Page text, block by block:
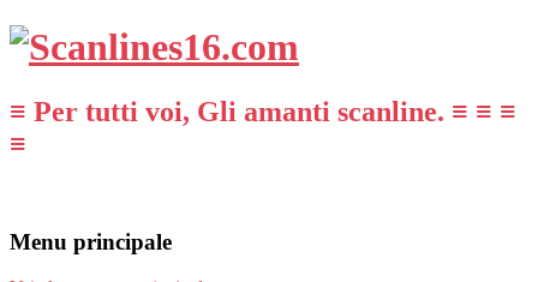
≡ Per tutti voi, Gli amanti scanline. ≡ ≡ ≡
≡
Menu principale